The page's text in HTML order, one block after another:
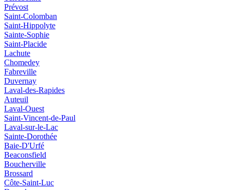
Prévost
Saint-Colomban
Saint-Hippolyte
Sainte-Sophie
Saint-Placide
Lachute
Chomedey
Fabreville
Duvernay
Laval-des-Rapides
Auteuil
Laval-Ouest
Saint-Vincent-de-Paul
Laval-sur-le-Lac
Sainte-Dorothée
Baie-D'Urfé
Beaconsfield
Boucherville
Brossard
Côte-Saint-Luc